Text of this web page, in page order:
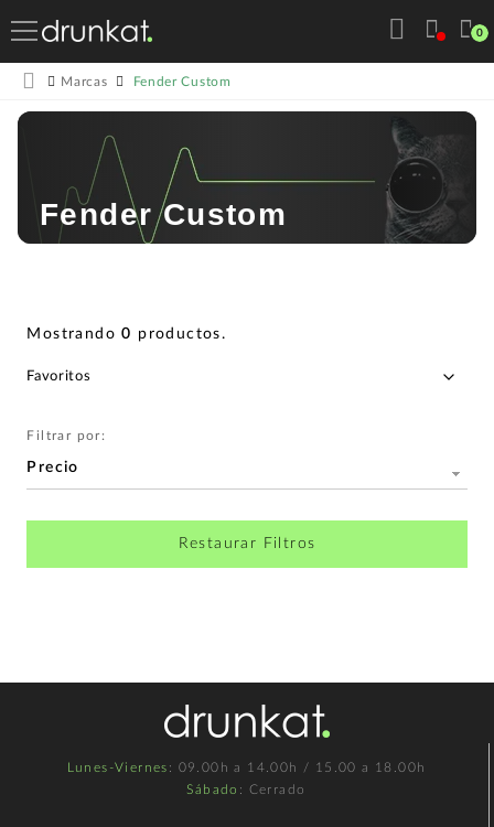
0
Marcas Fender Custom
Fender Custom
Mostrando0 productos.
Filtrar por:
Precio
Restaurar Filtros
Lunes-Viernes : 09.00h a 14.00h / 15.00 a 18.00h
Sábado : Cerrado